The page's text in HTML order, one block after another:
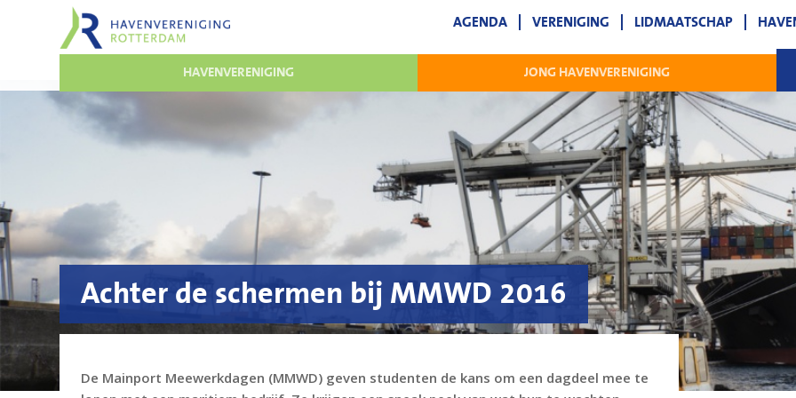
HAVENVERENIGING JONG HAVENVERENIGING
AGENDA VERENIGING LIDMAATSCHAP
Achter de schermen bij MMWD 2016
De Mainport Meewerkdagen (MMWD) geven studenten de kans om een dagdeel mee te